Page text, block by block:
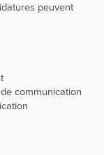
peuvent
communication